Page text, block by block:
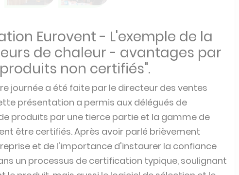
Eurovent - L'exemple de la
de chaleur - avantages par
non certifiés".
journée a été faite par le directeur des ventes
présentation a permis aux délégués de
produits par une tierce partie et la gamme de
être certifiés. Après avoir parlé brièvement
et de l'importance d'instaurer la confiance
un processus de certification typique, soulignant
produit, mais aussi le logiciel de sélection et le